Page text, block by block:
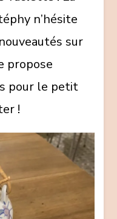
n’hésite
sur
propose
pour le petit
!